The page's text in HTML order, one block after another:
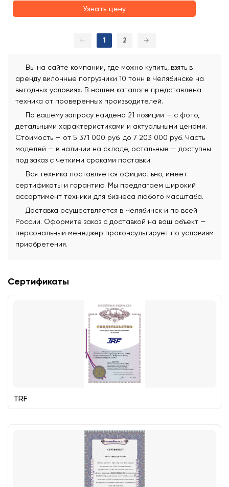
Узнать цену
← 1 2 →
Вы на сайте компании, где можно купить, взять в
аренду вилочные погрузчики 10 тонн в Челябинске на
выгодных условиях. В нашем каталоге представлена
техника от проверенных производителей.
По вашему запросу найдено 21 позиции — с фото,
детальными характеристиками и актуальными ценами.
Стоимость — от 5 371 000 руб. до 7 203 000 руб. Часть
моделей — в наличии на складе, остальные — доступны
под заказ с четкими сроками поставки.
Вся техника поставляется официально, имеет
сертификаты и гарантию. Мы предлагаем широкий
ассортимент техники для бизнеса любого масштаба.
Доставка осуществляется в Челябинск и по всей
России. Оформите заказ с доставкой на ваш объект —
персональный менеджер проконсультирует по условиям
приобретения.
Сертификаты
TRF